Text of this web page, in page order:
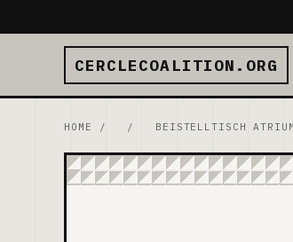
CERCLECOALITION.ORG
HOME / / BEISTELLTISCH